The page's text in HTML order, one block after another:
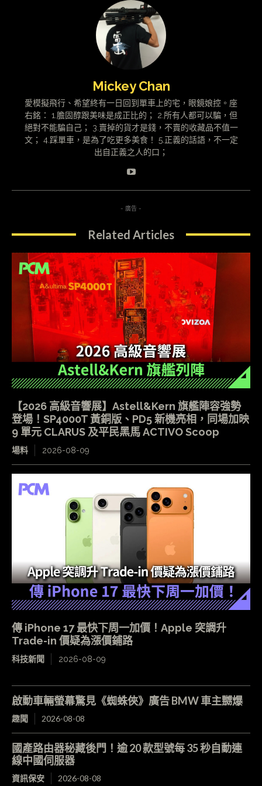
Mickey Chan
愛模擬飛行、希望終有一日回到單車上的宅，眼鏡娘控。座
右銘： 1.膽固醇跟美味是成正比的； 2.所有人都可以騙，但
絕對不能騙自己； 3.賣掉的貨才是錢，不賣的收藏品不值一
文； 4.踩單車，是為了吃更多美食！ 5.正義的話語，不一定
出自正義之人的口；
- 廣告 -
Related Articles
【2026 高級音響展】Astell&Kern 旗艦陣容強勢
登場！SP4000T 黃銅版、PD5 新機亮相，同場加映
9 單元 CLARUS 及平民黑馬 ACTIVO Scoop
場料 2026-08-09
傳 iPhone 17 最快下周一加價！Apple 突調升
Trade-in 價疑為漲價鋪路
科技新聞 2026-08-09
啟動車輛螢幕驚見《蜘蛛俠》廣告 BMW 車主嬲爆
趣聞 2026-08-08
國產路由器秘藏後門！逾 20 款型號每 35 秒自動連
線中國伺服器
資訊保安 2026-08-08